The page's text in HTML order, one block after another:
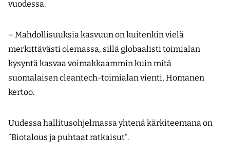
vuodessa.
– Mahdollisuuksia kasvuun on kuitenkin vielä
merkittävästi olemassa, sillä globaalisti toimialan
kysyntä kasvaa voimakkaammin kuin mitä
suomalaisen cleantech-toimialan vienti, Homanen
kertoo.
Uudessa hallitusohjelmassa yhtenä kärkiteemana on
”Biotalous ja puhtaat ratkaisut”.